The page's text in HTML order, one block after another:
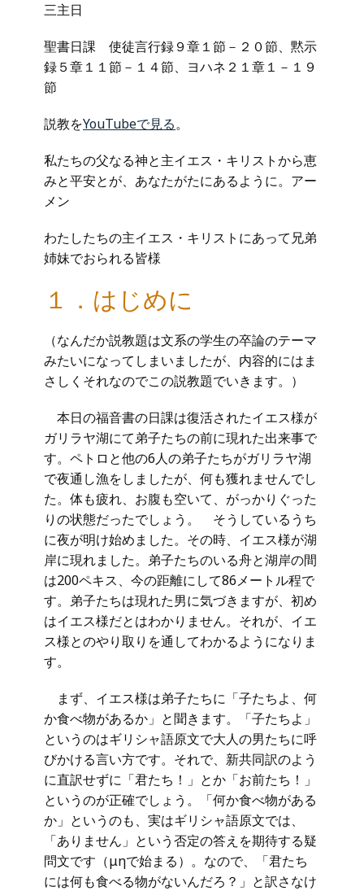
三主日
聖書日課 使徒言行録９章１節－２０節、黙示
録５章１１節－１４節、ヨハネ２１章１－１９
節
説教をYouTubeで見る。
私たちの父なる神と主イエス・キリストから恵
みと平安とが、あなたがたにあるように。アー
メン
わたしたちの主イエス・キリストにあって兄弟
姉妹でおられる皆様
１．はじめに
（なんだか説教題は文系の学生の卒論のテーマ
みたいになってしまいましたが、内容的にはま
さしくそれなのでこの説教題でいきます。）
本日の福音書の日課は復活されたイエス様が
ガリラヤ湖にて弟子たちの前に現れた出来事で
す。ペトロと他の6人の弟子たちがガリラヤ湖
で夜通し漁をしましたが、何も獲れませんでし
た。体も疲れ、お腹も空いて、がっかりぐった
りの状態だったでしょう。 そうしているうち
に夜が明け始めました。その時、イエス様が湖
岸に現れました。弟子たちのいる舟と湖岸の間
は200ペキス、今の距離にして86メートル程で
す。弟子たちは現れた男に気づきますが、初め
はイエス様だとはわかりません。それが、イエ
ス様とのやり取りを通してわかるようになりま
す。
まず、イエス様は弟子たちに「子たちよ、何
か食べ物があるか」と聞きます。「子たちよ」
というのはギリシャ語原文で大人の男たちに呼
びかける言い方です。それで、新共同訳のよう
に直訳せずに「君たち！」とか「お前たち！」
というのが正確でしょう。「何か食べ物がある
か」というのも、実はギリシャ語原文では、
「ありません」という否定の答えを期待する疑
問文です（μηで始まる）。なので、「君たち
には何も食べる物がないんだろ？」と訳さなけ